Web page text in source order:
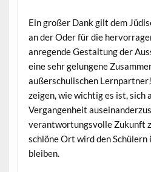
Ein großer Dank gilt dem
an der Oder für die
anregende Gestaltung der
eine sehr gelungene
außerschulischen
zeigen, wie wichtig es ist, sich
Vergangenheit
verantwortungsvolle Zukunft
schlöne Ort wird den
bleiben.